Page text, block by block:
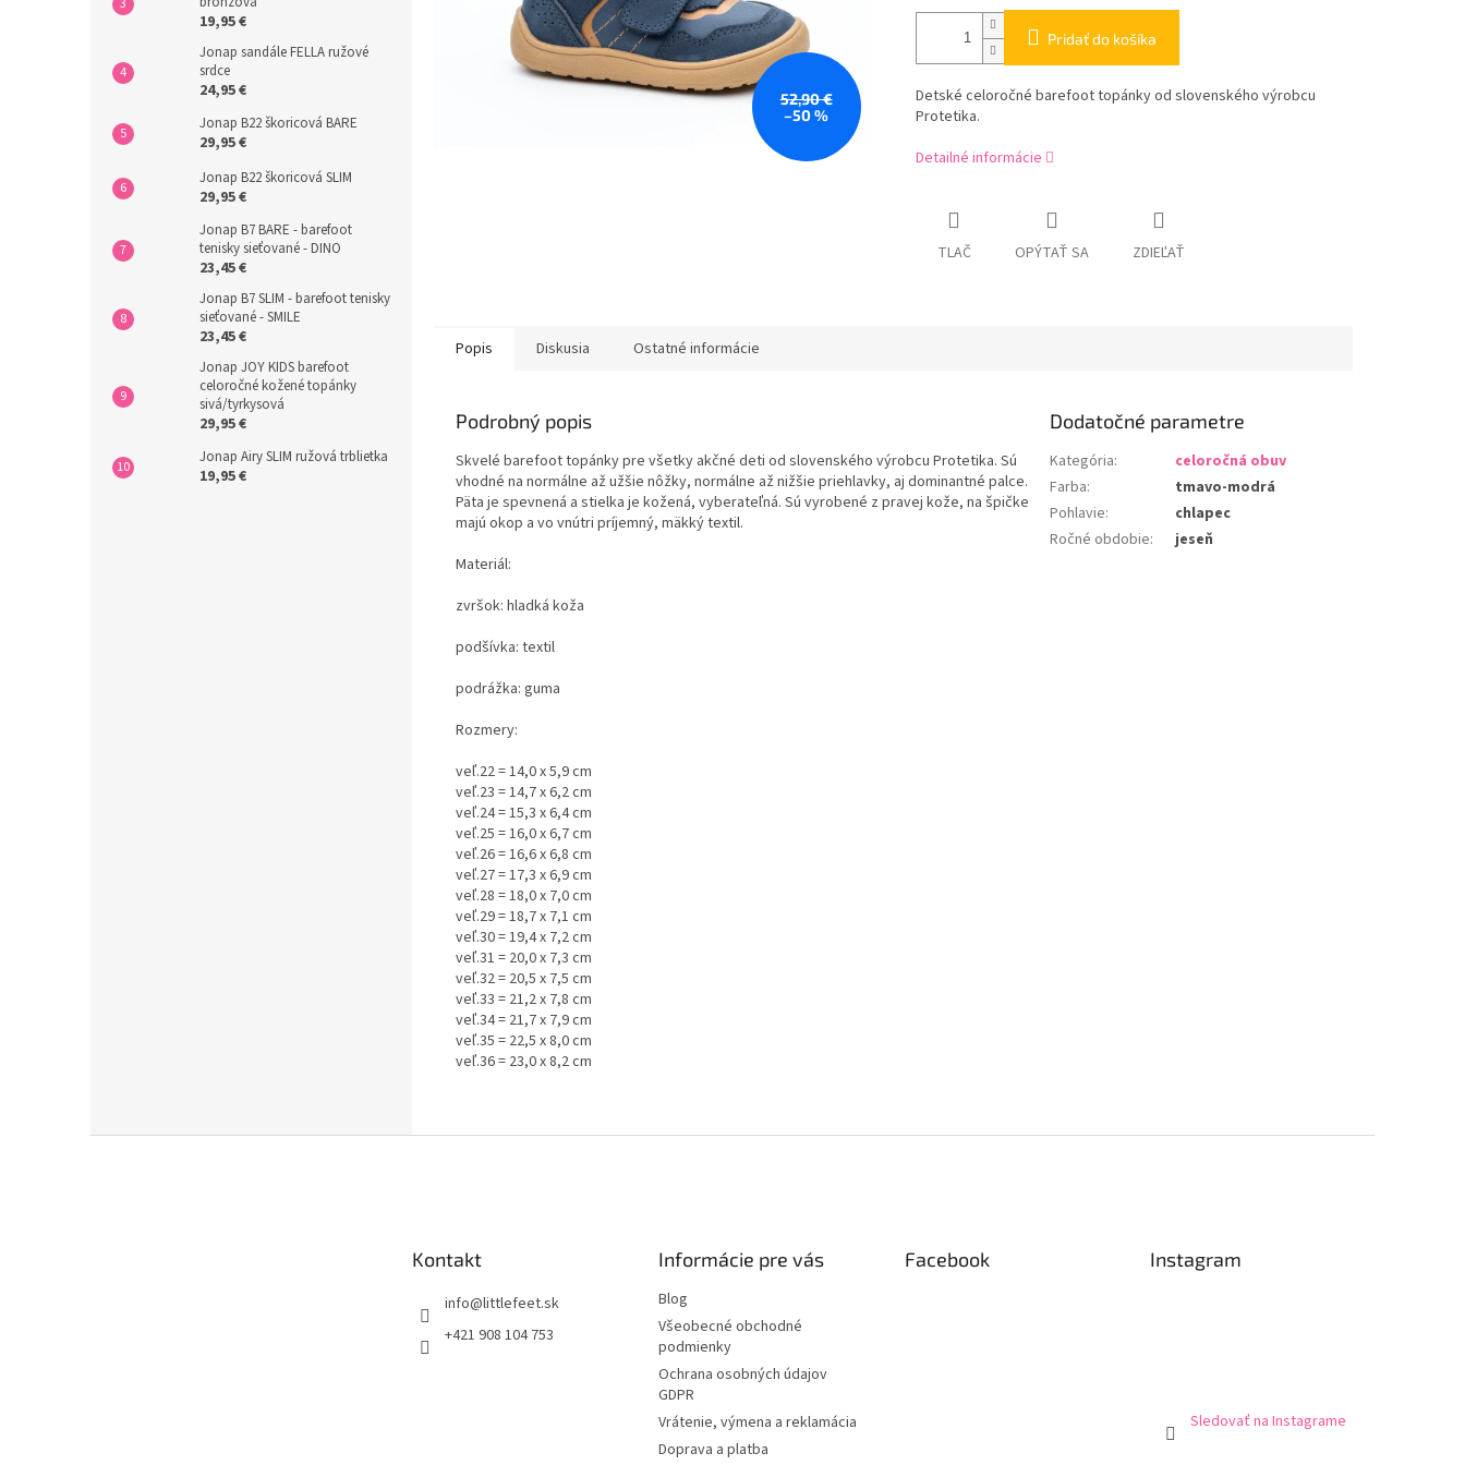
19,95 €
Jonap sandále FELLA ružové
srdce
24,95 €
Jonap B22 škoricová BARE
29,95 €
Jonap B22 škoricová SLIM
29,95 €
Jonap B7 BARE - barefoot
tenisky sieťované - DINO
23,45 €
Jonap B7 SLIM - barefoot tenisky
sieťované - SMILE
23,45 €
Jonap JOY KIDS barefoot
celoročné kožené topánky
sivá/tyrkysová
29,95 €
Jonap Airy SLIM ružová trblietka
19,95 €
52,90 €
–50 %
Pridať do košíka
Detské celoročné barefoot topánky od slovenského výrobcu
Protetika.
Detailné informácie
TLAČ OPÝTAŤ SA ZDIEĽAŤ
Popis Diskusia Ostatné informácie
Podrobný popis
Skvelé barefoot topánky pre všetky akčné deti od slovenského výrobcu Protetika. Sú
vhodné na normálne až užšie nôžky, normálne až nižšie priehlavky, aj dominantné palce.
Päta je spevnená a stielka je kožená, vyberateľná. Sú vyrobené z pravej kože, na špičke
majú okop a vo vnútri príjemný, mäkký textil.
Materiál:
zvršok: hladká koža
podšívka: textil
podrážka: guma
Rozmery:
veľ.22 = 14,0 x 5,9 cm
veľ.23 = 14,7 x 6,2 cm
veľ.24 = 15,3 x 6,4 cm
veľ.25 = 16,0 x 6,7 cm
veľ.26 = 16,6 x 6,8 cm
veľ.27 = 17,3 x 6,9 cm
veľ.28 = 18,0 x 7,0 cm
veľ.29 = 18,7 x 7,1 cm
veľ.30 = 19,4 x 7,2 cm
veľ.31 = 20,0 x 7,3 cm
veľ.32 = 20,5 x 7,5 cm
veľ.33 = 21,2 x 7,8 cm
veľ.34 = 21,7 x 7,9 cm
veľ.35 = 22,5 x 8,0 cm
veľ.36 = 23,0 x 8,2 cm
Dodatočné parametre
Kategória:
celoročná obuv
Farba:
tmavo-modrá
Pohlavie:
chlapec
Ročné obdobie: jeseň
Kontakt
info@littlefeet.sk
+421 908 104 753
Informácie pre vás
Blog
Všeobecné obchodné
podmienky
Ochrana osobných údajov
GDPR
Vrátenie, výmena a reklamácia
Doprava a platba
Facebook Instagram
Sledovať na Instagrame